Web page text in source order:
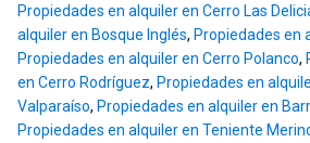
Propiedades en alquiler en Cerro Las
alquiler en Bosque Inglés, Propiedades en
Propiedades en alquiler en Cerro Polanco,
en Cerro Rodríguez, Propiedades en
Valparaíso, Propiedades en alquiler en
Propiedades en alquiler en Teniente